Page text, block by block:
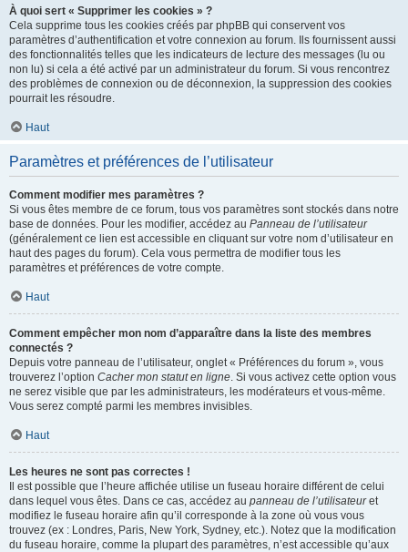
À quoi sert « Supprimer les cookies » ?
Cela supprime tous les cookies créés par phpBB qui conservent vos
paramètres d’authentification et votre connexion au forum. Ils fournissent aussi
des fonctionnalités telles que les indicateurs de lecture des messages (lu ou
non lu) si cela a été activé par un administrateur du forum. Si vous rencontrez
des problèmes de connexion ou de déconnexion, la suppression des cookies
pourrait les résoudre.
Haut
Paramètres et préférences de l’utilisateur
Comment modifier mes paramètres ?
Si vous êtes membre de ce forum, tous vos paramètres sont stockés dans notre
base de données. Pour les modifier, accédez au Panneau de l’utilisateur
(généralement ce lien est accessible en cliquant sur votre nom d’utilisateur en
haut des pages du forum). Cela vous permettra de modifier tous les
paramètres et préférences de votre compte.
Haut
Comment empêcher mon nom d’apparaître dans la liste des membres
connectés ?
Depuis votre panneau de l’utilisateur, onglet « Préférences du forum », vous
trouverez l’option Cacher mon statut en ligne. Si vous activez cette option vous
ne serez visible que par les administrateurs, les modérateurs et vous-même.
Vous serez compté parmi les membres invisibles.
Haut
Les heures ne sont pas correctes !
Il est possible que l’heure affichée utilise un fuseau horaire différent de celui
dans lequel vous êtes. Dans ce cas, accédez au panneau de l’utilisateuret
modifiez le fuseau horaire afin qu’il corresponde à la zone où vous vous
trouvez (ex : Londres, Paris, New York, Sydney, etc.). Notez que la modification
du fuseau horaire, comme la plupart des paramètres, n’est accessible qu’aux